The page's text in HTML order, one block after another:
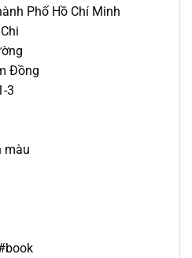
Phố Hồ Chí Minh
Đồng
3
màu